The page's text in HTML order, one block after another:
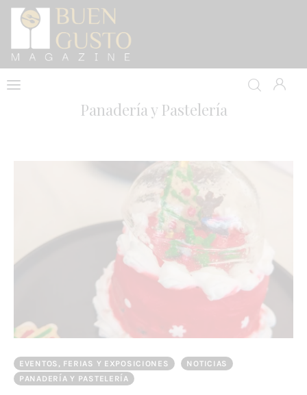
Directorio y Autores
Panadería y Pastelería
EVENTOS, FERIAS Y EXPOSICIONES
NOTICIAS
PANADERÍA Y PASTELERÍA